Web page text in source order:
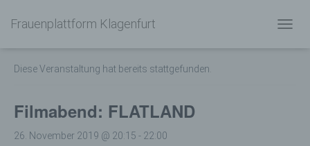
Frauenplattform Klagenfurt
« Alle Veranstaltungen
Diese Veranstaltung hat bereits stattgefunden.
Filmabend: FLATLAND
26. November 2019 @ 20:15 - 22:00